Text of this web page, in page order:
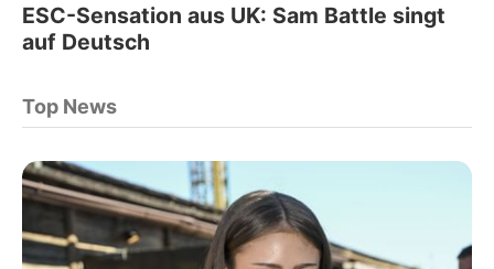
ESC-Sensation aus UK: Sam Battle singt
auf Deutsch
Top News